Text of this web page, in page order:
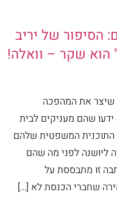
92' מוכיחים: הסיפור של יריב
הוא שקר – וואלה!
שיצר את המהפכה
וחברי הכנסת בשנת 1992 לא ידעו שהם מעניקים לבית
המשפטית שלהם
ליושנה לפני מה שהם
זו מתבססת על